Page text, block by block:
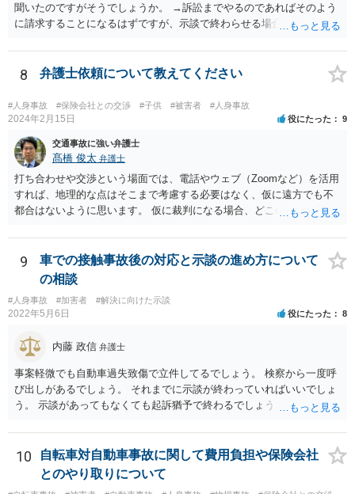
聞いたのですがそうでしょうか。 →訴訟までやるのであればそのよう
に請求することになるはずですが、示談で終わらせる場合には、そこ
ならほとんど充足できるか多くが返ってくるイメージなので頼むのも
いいかなと思うのですが。 →LAC基準でもそうかもしれませんし、交
通事故事案ではより定額の費用としている法律事務所も多いように思
います。費用面も含めて、弁護士さんを検討してみるとよいかもしれ
ませんね。 かなり具体的な話も多くなっているので、法律事務所に問
い合わせてみるとよいと思います。
8 弁護士依頼について教えてください
#人身事故 #保険会社との交渉 #子供 #被害者 #人身事故
2024年2月15日 役にたった 9
交通事故に強い弁護士
髙橋 俊太 弁護士
打ち合わせや交渉という場面では、電話やウェブ（Zoomなど）を活用
すれば、地理的な点はそこまで考慮する必要はなく、仮に遠方でも不
都合はないように思います。 仮に裁判になる場合、どこの裁判所にな
りが考えられますので、そのあたりは念のために考慮に入れた方がよ
いように思いますが、争点が複雑な事案でない場合には、多くの場
合、交渉を経て示談で終了するので、裁判にまで発展しないのが通常
9
車での接触事故後の対応と示談の進め方について
の相談
#人身事故 #加害者 #解決に向けた示談
2022年5月6日 役にたった 8
内藤 政信 弁護士
事案軽微でも自動車過失致傷で立件してるでしょう。 検察から一度呼
び出しがあるでしょう。 それまでに示談が終わっていればいいでしょ
う。 示談があってもなくても起訴猶予で終わるでしょう。
10
自転車対自動車事故に関して費用負担や保険会社
とのやり取りについて